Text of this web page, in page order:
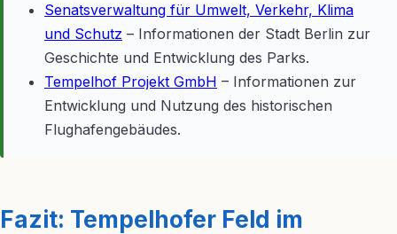
Senatsverwaltung für Umwelt, Verkehr, Klima
und Schutz – Informationen der Stadt Berlin zur
Geschichte und Entwicklung des Parks.
Tempelhof Projekt GmbH – Informationen zur
Entwicklung und Nutzung des historischen
Flughafengebäudes.
Fazit: Tempelhofer Feld im